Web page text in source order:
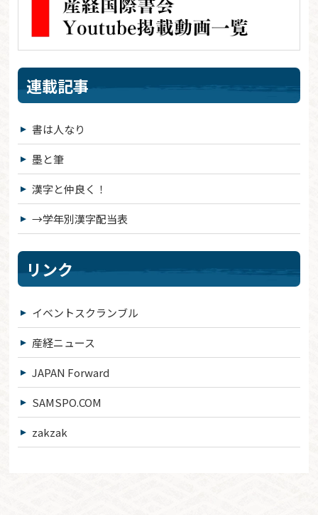
連載記事
書は人なり
墨と筆
漢字と仲良く！
→学年別漢字配当表
リンク
イベントスクランブル
産経ニュース
JAPAN Forward
SAMSPO.COM
zakzak